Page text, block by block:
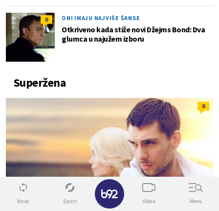
0 ONI IMAJU NAJVIŠE ŠANSE
Otkriveno kada stiže novi Džejms Bond: Dva
glumca u najužem izboru
Superžena
0
Novo Sport Video Menu
✕